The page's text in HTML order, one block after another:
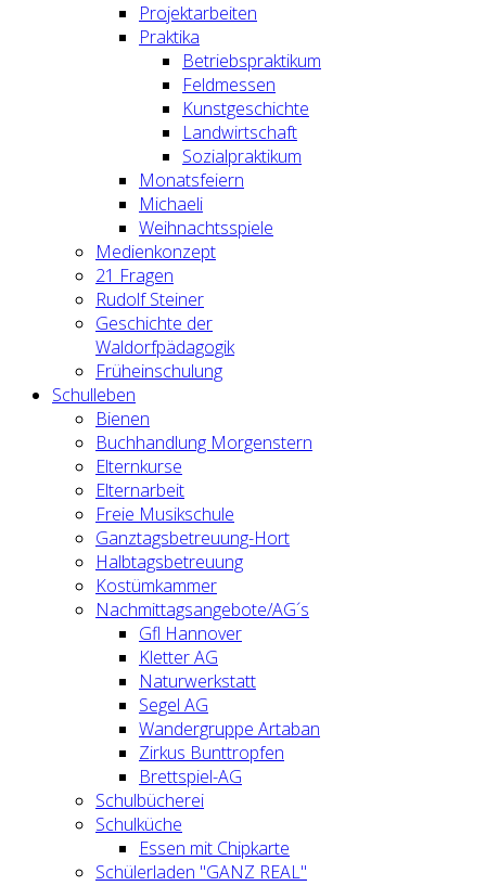
Projektarbeiten
Praktika
Betriebspraktikum
Feldmessen
Kunstgeschichte
Landwirtschaft
Sozialpraktikum
Monatsfeiern
Michaeli
Weihnachtsspiele
Medienkonzept
21 Fragen
Rudolf Steiner
Geschichte der
Waldorfpädagogik
Früheinschulung
Schulleben
Bienen
Buchhandlung Morgenstern
Elternkurse
Elternarbeit
Freie Musikschule
Ganztagsbetreuung-Hort
Halbtagsbetreuung
Kostümkammer
Nachmittagsangebote/AG´s
Gfl Hannover
Kletter AG
Naturwerkstatt
Segel AG
Wandergruppe Artaban
Zirkus Bunttropfen
Brettspiel-AG
Schulbücherei
Schulküche
Essen mit Chipkarte
Schülerladen "GANZ REAL"